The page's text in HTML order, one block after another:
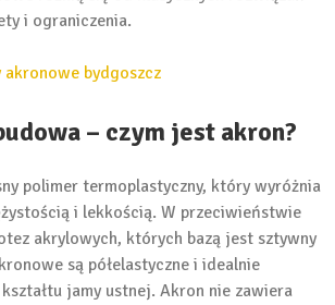
i ograniczenia.
akronowe bydgoszcz
– czym jest akron?
polimer termoplastyczny, który wyróżnia
i lekkością. W przeciwieństwie
akrylowych, których bazą jest sztywny
są półelastyczne i idealnie
jamy ustnej. Akron nie zawiera